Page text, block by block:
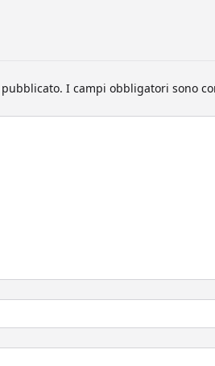
I campi obbligatori sono